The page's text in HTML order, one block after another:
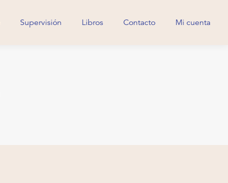
Supervisión Libros Contacto Mi cuenta